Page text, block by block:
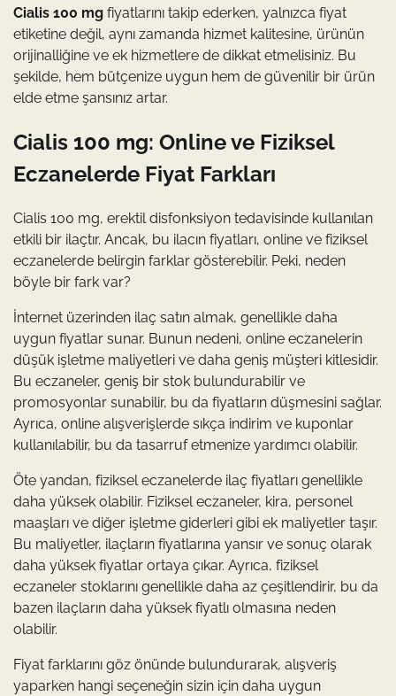
Cialis 100 mg fiyatlarını takip ederken, yalnızca fiyat
etiketine değil, aynı zamanda hizmet kalitesine, ürünün
orijinalliğine ve ek hizmetlere de dikkat etmelisiniz. Bu
şekilde, hem bütçenize uygun hem de güvenilir bir ürün
elde etme şansınız artar.
Cialis 100 mg: Online ve Fiziksel
Eczanelerde Fiyat Farkları
Cialis 100 mg, erektil disfonksiyon tedavisinde kullanılan
etkili bir ilaçtır. Ancak, bu ilacın fiyatları, online ve fiziksel
eczanelerde belirgin farklar gösterebilir. Peki, neden
böyle bir fark var?
İnternet üzerinden ilaç satın almak, genellikle daha
uygun fiyatlar sunar. Bunun nedeni, online eczanelerin
düşük işletme maliyetleri ve daha geniş müşteri kitlesidir.
Bu eczaneler, geniş bir stok bulundurabilir ve
promosyonlar sunabilir, bu da fiyatların düşmesini sağlar.
Ayrıca, online alışverişlerde sıkça indirim ve kuponlar
kullanılabilir, bu da tasarruf etmenize yardımcı olabilir.
Öte yandan, fiziksel eczanelerde ilaç fiyatları genellikle
daha yüksek olabilir. Fiziksel eczaneler, kira, personel
maaşları ve diğer işletme giderleri gibi ek maliyetler taşır.
Bu maliyetler, ilaçların fiyatlarına yansır ve sonuç olarak
daha yüksek fiyatlar ortaya çıkar. Ayrıca, fiziksel
eczaneler stoklarını genellikle daha az çeşitlendirir, bu da
bazen ilaçların daha yüksek fiyatlı olmasına neden
olabilir.
Fiyat farklarını göz önünde bulundurarak, alışveriş
yaparken hangi seçeneğin sizin için daha uygun